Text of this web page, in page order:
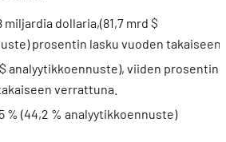
miljardia dollaria,(81,7 mrd $
prosentin lasku vuoden takaiseen.
analyytikkoennuste), viiden prosentin
verrattuna.
% (44,2 % analyytikkoennuste)